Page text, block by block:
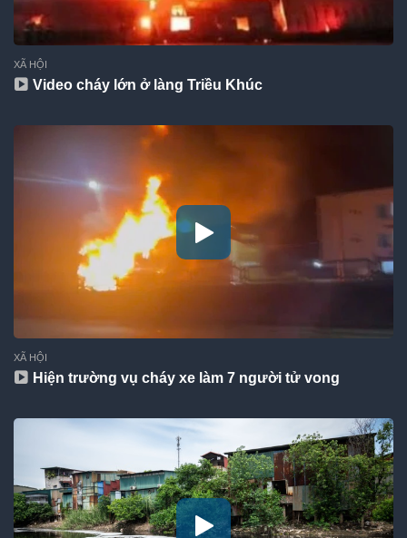
XÃ HỘI
Video cháy lớn ở làng Triều Khúc
XÃ HỘI
Hiện trường vụ cháy xe làm 7 người tử vong